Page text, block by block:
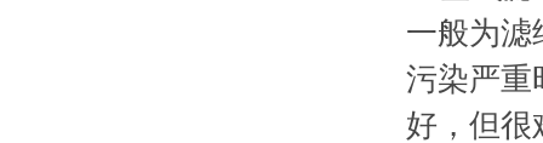
一般为滤
污染严重
好，但很